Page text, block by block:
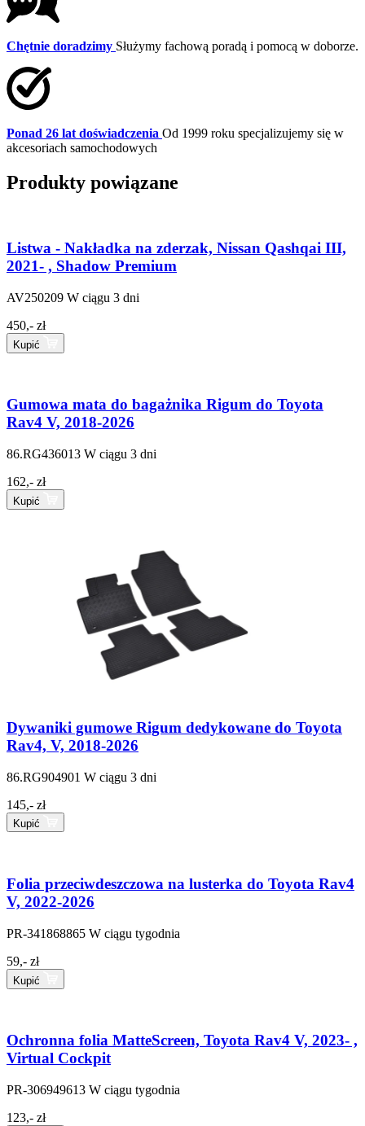
Chętnie doradzimy Służymy fachową poradą i pomocą w doborze.
Ponad 26 lat doświadczenia Od 1999 roku specjalizujemy się w
akcesoriach samochodowych
Produkty powiązane
Listwa - Nakładka na zderzak, Nissan Qashqai III,
2021- , Shadow Premium
AV250209 W ciągu 3 dni
450,- zł
Kupić
Gumowa mata do bagażnika Rigum do Toyota
Rav4 V, 2018-2026
86.RG436013 W ciągu 3 dni
162,- zł
Kupić
Dywaniki gumowe Rigum dedykowane do Toyota
Rav4, V, 2018-2026
86.RG904901 W ciągu 3 dni
145,- zł
Kupić
Folia przeciwdeszczowa na lusterka do Toyota Rav4
V, 2022-2026
PR-341868865 W ciągu tygodnia
59,- zł
Kupić
Ochronna folia MatteScreen, Toyota Rav4 V, 2023- ,
Virtual Cockpit
PR-306949613 W ciągu tygodnia
123,- zł